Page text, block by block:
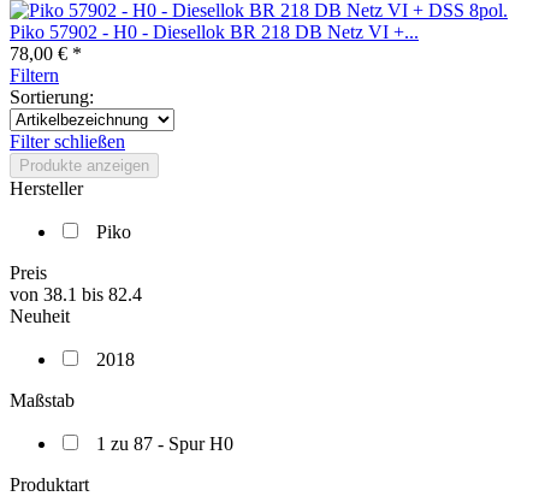
Piko 57902 - H0 - Diesellok BR 218 DB Netz VI +...
78,00 € *
Filtern
Sortierung:
Filter schließen
Produkte anzeigen
Hersteller
Piko
Preis
von 38.1 bis 82.4
Neuheit
2018
Maßstab
1 zu 87 - Spur H0
Produktart